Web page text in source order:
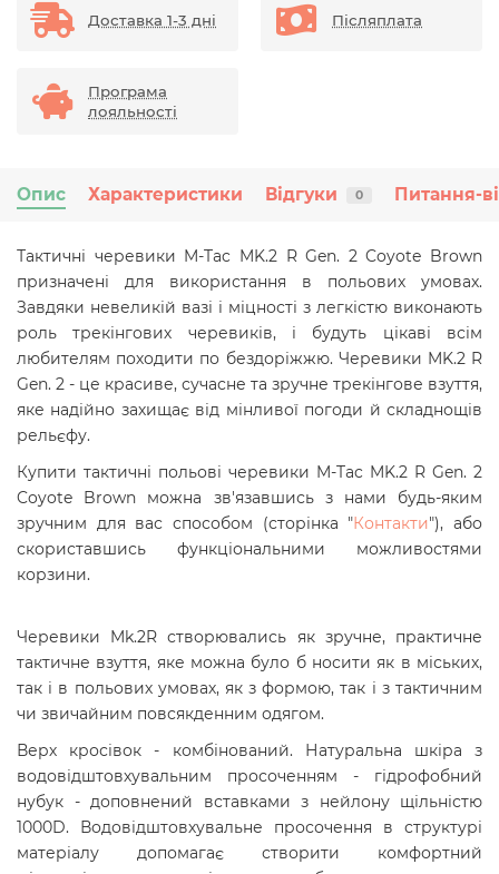
Доставка 1-3 дні Післяплата
Програма
лояльності
Опис Характеристики Відгуки 0 Питання-
Тактичні черевики M-Tac MK.2 R Gen. 2 Coyote Brown
призначені для використання в польових умовах.
Завдяки невеликій вазі і міцності з легкістю виконають
роль трекінгових черевиків, і будуть цікаві всім
любителям походити по бездоріжжю. Черевики MK.2 R
Gen. 2 - це красиве, сучасне та зручне трекінгове взуття,
яке надійно захищає від мінливої погоди й складнощів
рельєфу.
Купити тактичні польові черевики M-Tac MK.2 R Gen. 2
Coyote Brown
можна зв'язавшись з нами будь-яким
зручним для вас способом (сторінка "Контакти"), або
скориставшись функціональними можливостями
корзини.
Черевики Mk.2R створювались як зручне, практичне
тактичне взуття, яке можна було б носити як в міських,
так і в польових умовах, як з формою, так і з тактичним
чи звичайним повсякденним одягом.
Верх кросівок - комбінований. Натуральна шкіра з
водовідштовхувальним просоченням - гідрофобний
нубук - доповнений вставками з нейлону щільністю
1000D. Водовідштовхувальне просочення в структурі
матеріалу допомагає створити комфортний